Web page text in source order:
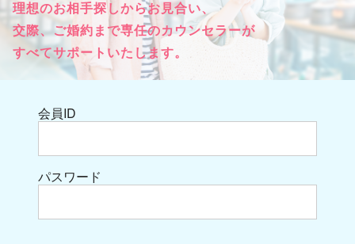
理想のお相手探しからお見合い、
交際、ご婚約まで専任のカウンセラーが
すべてサポートいたします。
会員ID
パスワード